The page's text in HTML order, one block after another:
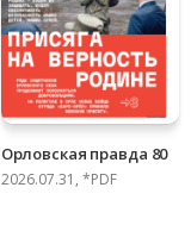
Орловская правда 80
2026.07.31, *PDF